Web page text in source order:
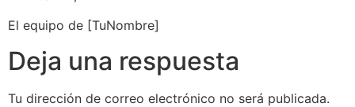
El equipo de [TuNombre]
Deja una respuesta
Tu dirección de correo electrónico no será publicada.